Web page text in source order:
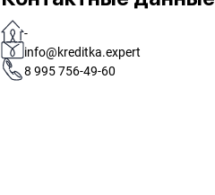
-
info@kreditka.expert
8 995 756-49-60